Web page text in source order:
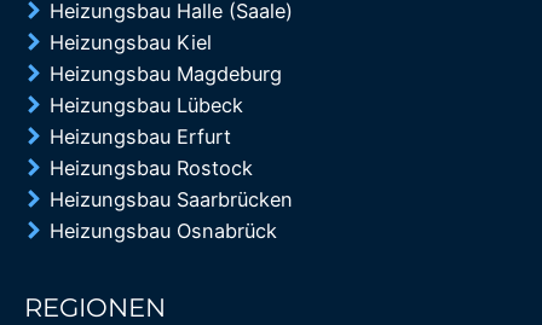
Heizungsbau Halle (Saale)
Heizungsbau Kiel
Heizungsbau Magdeburg
Heizungsbau Lübeck
Heizungsbau Erfurt
Heizungsbau Rostock
Heizungsbau Saarbrücken
Heizungsbau Osnabrück
REGIONEN